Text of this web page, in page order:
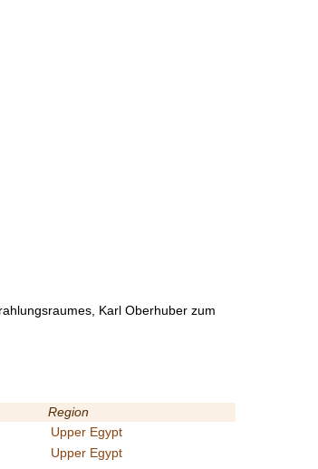
Karl Oberhuber zum
Region
Upper Egypt
Upper Egypt